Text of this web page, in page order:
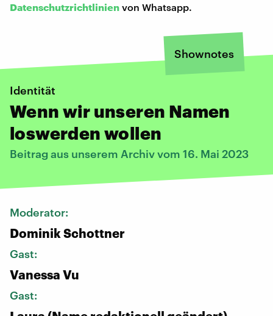
Datenschutzrichtlinien von Whatsapp.
Shownotes
Identität
Wenn wir unseren Namen
loswerden wollen
Beitrag aus unserem Archiv vom 16. Mai 2023
Moderator:
Dominik Schottner
Gast:
Vanessa Vu
Gast: